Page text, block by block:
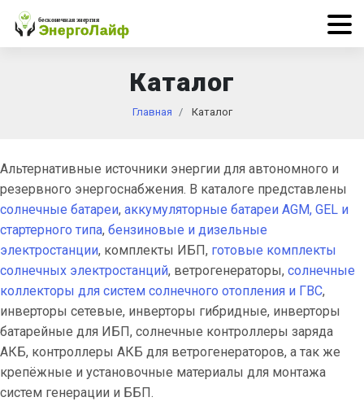
Каталог
Главная Каталог
Альтернативные источники энергии для автономного и
резервного энергоснабжения. В каталоге представлены
солнечные батареи, аккумуляторные батареи AGM, GEL и
стартерного типа, бензиновые и дизельные
электростанции, комплекты ИБП, готовые комплекты
солнечных электростанций, ветрогенераторы, солнечные
коллекторы для систем солнечного отопления и ГВС,
инверторы сетевые, инверторы гибридные, инверторы
батарейные для ИБП, солнечные контроллеры заряда
АКБ, контроллеры АКБ для ветрогенераторов, а так же
крепёжные и установочные материалы для монтажа
систем генерации и ББП.